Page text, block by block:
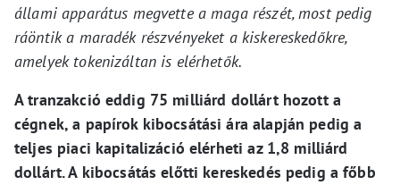
állami apparátus megvette a maga részét, most pedig
ráöntik a maradék részvényeket a kiskereskedőkre,
amelyek tokenizáltan is elérhetők.
A tranzakció eddig 75 milliárd dollárt hozott a
cégnek, a papírok kibocsátási ára alapján pedig a
teljes piaci kapitalizáció elérheti az 1,8 milliárd
dollárt. A kibocsátás előtti kereskedés pedig a főbb